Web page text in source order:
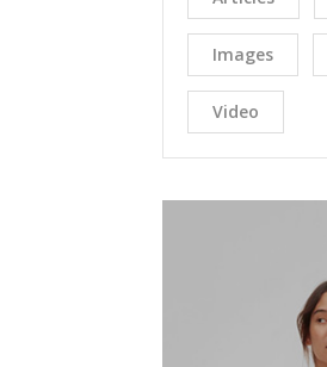
Images
Video